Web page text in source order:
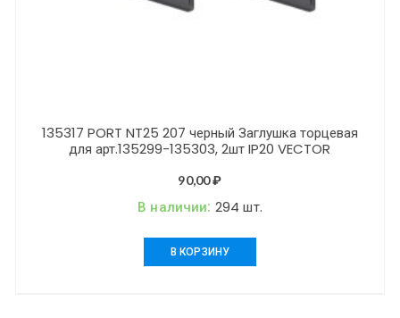
135317 PORT NT25 207 черный Заглушка торцевая
для арт.135299-135303, 2шт IP20 VECTOR
90,00₽
В наличии: 294 шт.
В КОРЗИНУ